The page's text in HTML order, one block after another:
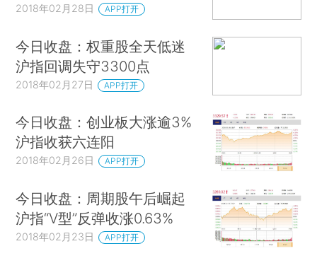
2018年02月28日 APP打开
今日收盘：权重股全天低迷
沪指回调失守3300点
2018年02月27日 APP打开
今日收盘：创业板大涨逾3%
沪指收获六连阳
2018年02月26日 APP打开
今日收盘：周期股午后崛起
沪指“V型”反弹收涨0.63%
2018年02月23日 APP打开